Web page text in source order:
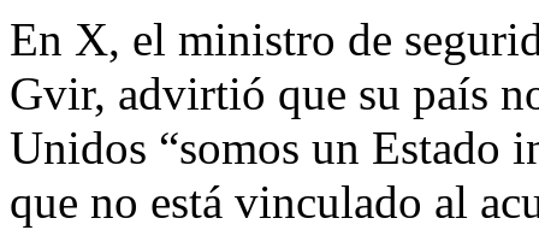
En X, el ministro de
Gvir, advirtió que su país
Unidos “somos un Estado
que no está vinculado al